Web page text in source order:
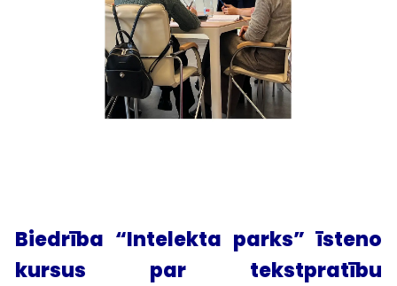
Biedrība “Intelekta parks” īsteno
kursus par tekstpratību